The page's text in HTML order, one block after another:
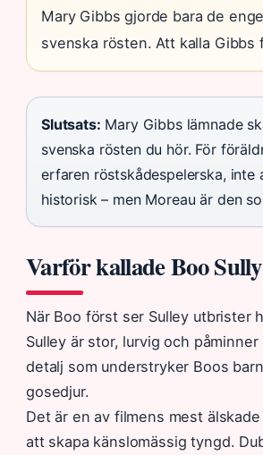
Mary Gibbs gjorde bara de
svenska rösten. Att kalla Gibbs
Slutsats: Mary Gibbs lämnade
svenska rösten du hör. För
erfaren röstskådespelerska, inte
historisk – men Moreau är den
Varför kallade Boo
När Boo först ser Sulley utbrister
Sulley är stor, lurvig och
detalj som understryker Boos
gosedjur.
Det är en av filmens mest
att skapa känslomässig tyngd.